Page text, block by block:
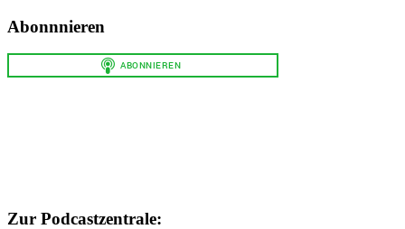
Abonnnieren
Zur Podcastzentrale: